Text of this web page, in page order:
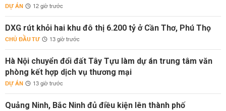
DỰ ÁN 12 giờ trước
DXG rút khỏi hai khu đô thị 6.200 tỷ ở Cần Thơ, Phú Thọ
CHỦ ĐẦU TƯ 13 giờ trước
Hà Nội chuyển đổi đất Tây Tựu làm dự án trung tâm văn
phòng kết hợp dịch vụ thương mại
DỰ ÁN 13 giờ trước
Quảng Ninh, Bắc Ninh đủ điều kiện lên thành phố